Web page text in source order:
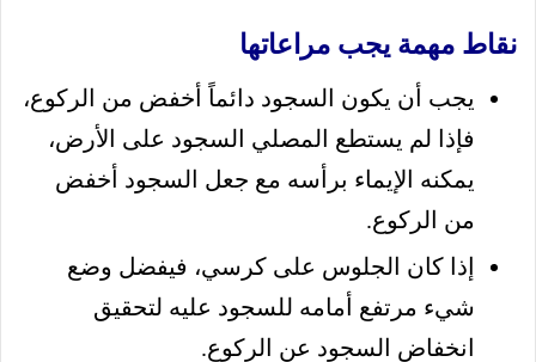
نقاط مهمة يجب مراعاتها
يجب أن يكون السجود دائماً أخفض من الركوع،
فإذا لم يستطع المصلي السجود على الأرض،
يمكنه الإيماء برأسه مع جعل السجود أخفض
من الركوع.
إذا كان الجلوس على كرسي، فيفضل وضع
شيء مرتفع أمامه للسجود عليه لتحقيق
انخفاض السجود عن الركوع.